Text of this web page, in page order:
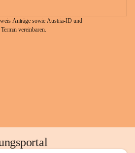
Anträge sowie Austria-ID und
vereinbaren.